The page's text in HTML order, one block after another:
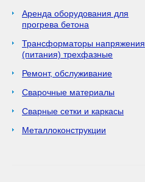
Аренда оборудования для
прогрева бетона
Трансформаторы напряжения
(питания) трехфазные
Ремонт, обслуживание
Сварочные материалы
Сварные сетки и каркасы
Металлоконструкции